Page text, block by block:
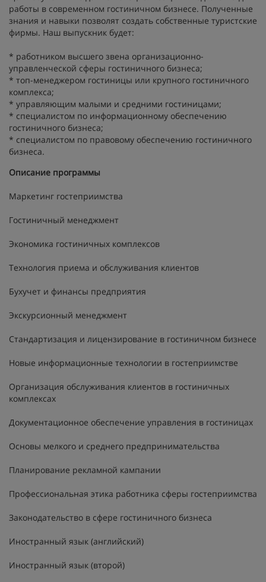
работы в современном гостиничном бизнесе. Полученные
знания и навыки позволят создать собственные туристские
фирмы. Наш выпускник будет:
* работником высшего звена организационно-
управленческой сферы гостиничного бизнеса;
* топ-менеджером гостиницы или крупного гостиничного
комплекса;
* управляющим малыми и средними гостиницами;
* специалистом по информационному обеспечению
гостиничного бизнеса;
* специалистом по правовому обеспечению гостиничного
бизнеса.
Описание программы
Маркетинг гостеприимства
Гостиничный менеджмент
Экономика гостиничных комплексов
Технология приема и обслуживания клиентов
Бухучет и финансы предприятия
Экскурсионный менеджмент
Стандартизация и лицензирование в гостиничном бизнесе
Новые информационные технологии в гостеприимстве
Организация обслуживания клиентов в гостиничных
комплексах
Документационное обеспечение управления в гостиницах
Основы мелкого и среднего предпринимательства
Планирование рекламной кампании
Профессиональная этика работника сферы гостеприимства
Законодательство в сфере гостиничного бизнеса
Иностранный язык (английский)
Иностранный язык (второй)